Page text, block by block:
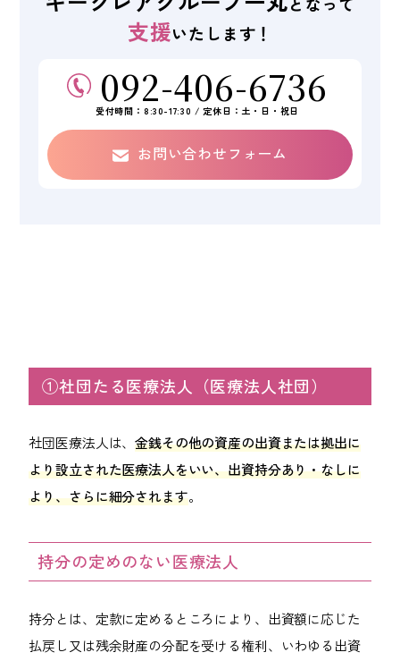
支援いたします！
092-406-6736
受付時間：8:30-17:30 / 定休日：土・日・祝日
お問い合わせフォーム
①社団たる医療法人（医療法人社団）
社団医療法人は、金銭その他の資産の出資または拠出に
より設立された医療法人をいい、出資持分あり・なしに
より、さらに細分されます。
持分の定めのない医療法人
持分とは、定款に定めるところにより、出資額に応じた
払戻し又は残余財産の分配を受ける権利、いわゆる出資